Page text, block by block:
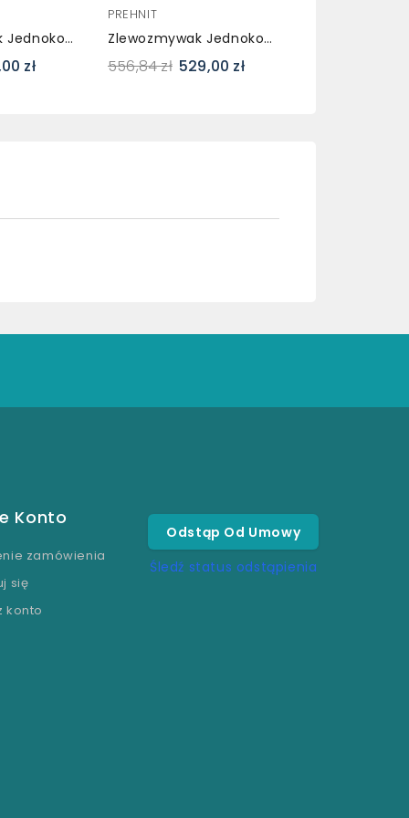
Zlewozmywak Jednokomorowy Z Ociekaczem POLLO Czarny Z Prawym Ociekaczem + Bateria Nexx
zł
PREHNIT
Zlewozmywak Jednokomorowy Z Ociekaczem LOBSTER Biały + Bateria Flex
556,84 zł 529,00 zł
Konto
zamówienia
się
konto
Odstąp Od Umowy
Śledź status odstąpienia